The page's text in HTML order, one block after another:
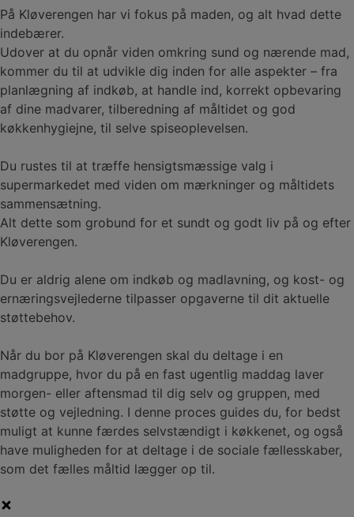
På Kløverengen har vi fokus på maden, og alt hvad dette
indebærer.
Udover at du opnår viden omkring sund og nærende mad,
kommer du til at udvikle dig inden for alle aspekter – fra
planlægning af indkøb, at handle ind, korrekt opbevaring
af dine madvarer, tilberedning af måltidet og god
køkkenhygiejne, til selve spiseoplevelsen.
Du rustes til at træffe hensigtsmæssige valg i
supermarkedet med viden om mærkninger og måltidets
sammensætning.
Alt dette som grobund for et sundt og godt liv på og efter
Kløverengen.
Du er aldrig alene om indkøb og madlavning, og kost- og
ernæringsvejlederne tilpasser opgaverne til dit aktuelle
støttebehov.
Når du bor på Kløverengen skal du deltage i en
madgruppe, hvor du på en fast ugentlig maddag laver
morgen- eller aftensmad til dig selv og gruppen, med
støtte og vejledning. I denne proces guides du, for bedst
muligt at kunne færdes selvstændigt i køkkenet, og også
have muligheden for at deltage i de sociale fællesskaber,
som det fælles måltid lægger op til.